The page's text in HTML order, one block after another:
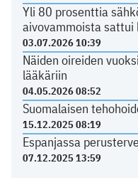
Yli 80 prosenttia
aivovammoista sattui
03.07.2026 10:39
Näiden oireiden
lääkäriin
04.05.2026 08:52
Suomalaisen
15.12.2025 08:19
Espanjassa
07.12.2025 13:59